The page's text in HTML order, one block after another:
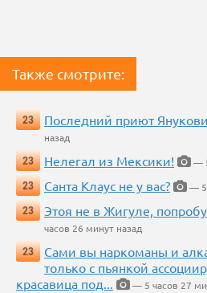
Также смотрите:
23 Последний приют
назад
23
Нелегал из Мексики!
—
23
Санта Клаус не у вас?
— 5
23
Этоя не в Жигуле,
часов 26 минут назад
23
Сами вы наркоманы и
только с пьянкой
красавица под...
— 5 часов 27